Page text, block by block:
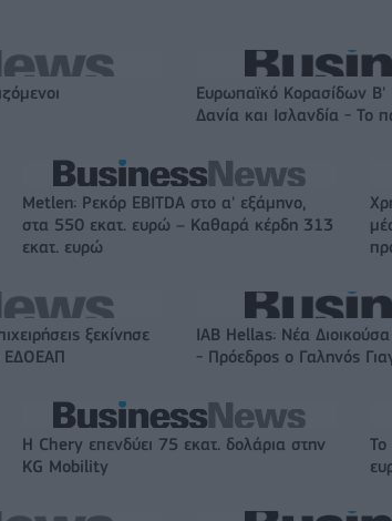
Ευρωπαϊκό Κορασίδων Β'
Δανία και Ισλανδία - Το
Metlen: Ρεκόρ EBITDA στο α' εξάμηνο,
στα 550 εκατ. ευρώ – Καθαρά κέρδη 313
εκατ. ευρώ
ξεκίνησε
ΕΔΟΕΑΠ
IAB Hellas: Νέα Διοικούσα
- Πρόεδρος ο Γαληνός
Η Chery επενδύει 75 εκατ. δολάρια στην
KG Mobility